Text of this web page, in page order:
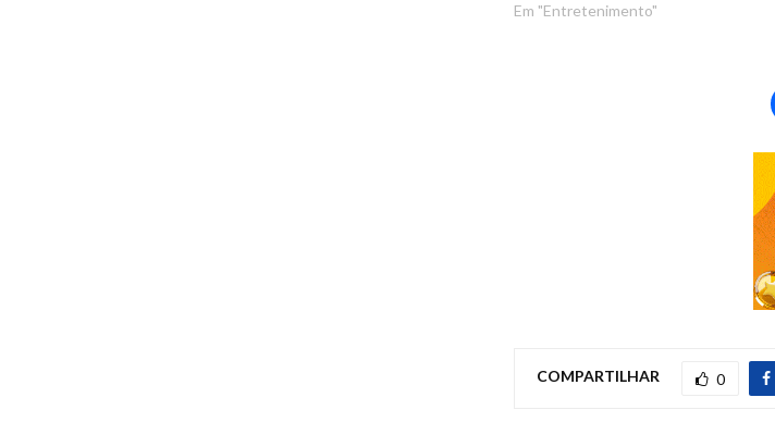
Em "Entretenimento"
COMPARTILHAR 0